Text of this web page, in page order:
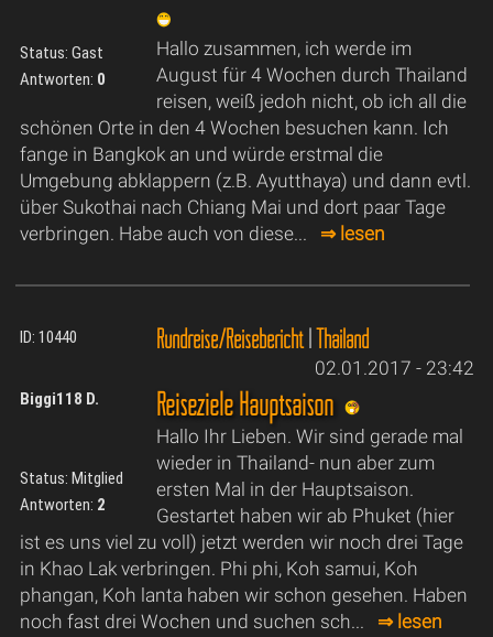
Status: Gast
Antworten: 0
Hallo zusammen, ich werde im
August für 4 Wochen durch Thailand
reisen, weiß jedoh nicht, ob ich all die
schönen Orte in den 4 Wochen besuchen kann. Ich
fange in Bangkok an und würde erstmal die
Umgebung abklappern (z.B. Ayutthaya) und dann evtl.
über Sukothai nach Chiang Mai und dort paar Tage
verbringen. Habe auch von diese... ⇒ lesen
ID: 10440 Rundreise/Reisebericht|Thailand
02.01.2017 - 23:42
Biggi118 D.
Status: Mitglied
Antworten: 2
Reiseziele Hauptsaison
Hallo Ihr Lieben. Wir sind gerade mal
wieder in Thailand- nun aber zum
ersten Mal in der Hauptsaison.
Gestartet haben wir ab Phuket (hier
ist es uns viel zu voll) jetzt werden wir noch drei Tage
in Khao Lak verbringen. Phi phi, Koh samui, Koh
phangan, Koh lanta haben wir schon gesehen. Haben
noch fast drei Wochen und suchen sch... ⇒ lesen